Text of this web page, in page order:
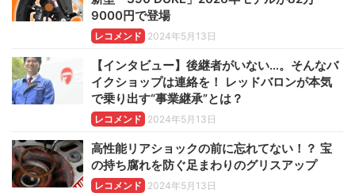
9000円で登場
レコメンド 2024年5月13日
【インタビュー】後継者がいない…。そんなバ
イクショップは連絡を！ レッドバロンが本気
で乗り出す“事業継承”とは？
レコメンド 2024年5月13日
高性能リアショックの前に忘れてない！？ 宝
の持ち腐れを防ぐ足まわりのグリスアップ
レコメンド 2024年5月13日